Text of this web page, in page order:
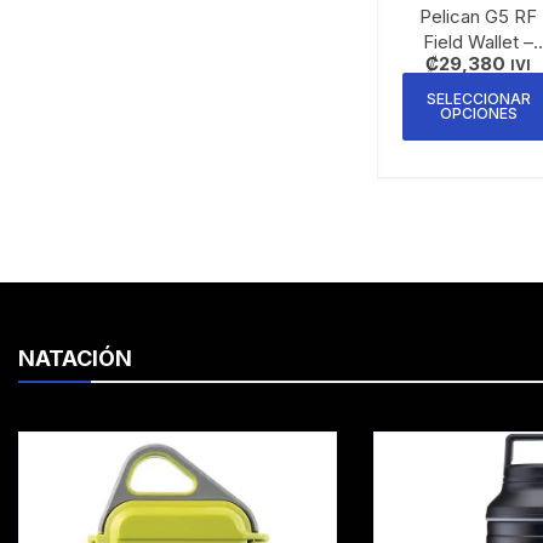
Pelican G5 RF
Field Wallet –
Cartera de
Seguridad
Impermeable
₡29,380 IVI
SELECCIONAR
OPCIONES
NATACIÓN